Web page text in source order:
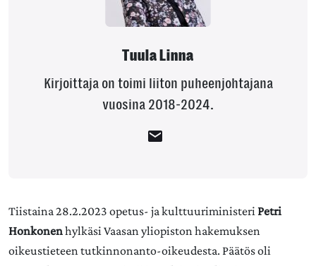
Tuula Linna
Kirjoittaja on toimi liiton puheenjohtajana
vuosina 2018-2024.
Tiistaina 28.2.2023 opetus- ja kulttuuriministeri Petri
Honkonenhylkäsi Vaasan yliopiston hakemuksen
oikeustieteen tutkinnonanto-oikeudesta. Päätös oli